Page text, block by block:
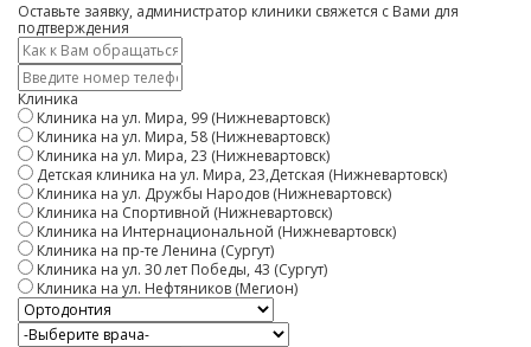
Оставьте заявку, администратор клиники свяжется с Вами для
подтверждения
Имя
*
Контактный
телефон
*
Клиника
Клиника на ул. Мира, 99 (Нижневартовск)
Клиника на ул. Мира, 58 (Нижневартовск)
Клиника на ул. Мира, 23 (Нижневартовск)
Детская клиника на ул. Мира, 23,Детская (Нижневартовск)
Клиника на ул. Дружбы Народов (Нижневартовск)
Клиника на Спортивной (Нижневартовск)
Клиника на Интернациональной (Нижневартовск)
Клиника на пр-те Ленина (Сургут)
Клиника на ул. 30 лет Победы, 43 (Сургут)
Клиника на ул. Нефтяников (Мегион)
Услуга
Врач